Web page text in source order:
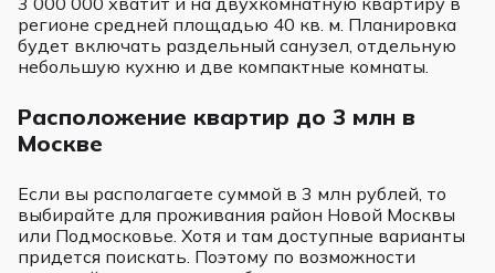
регионе средней площадью 40 кв. м. Планировка
будет включать раздельный санузел, отдельную
небольшую кухню и две компактные комнаты.
Расположение квартир до 3 млн в
Москве
Если вы располагаете суммой в 3 млн рублей, то
выбирайте для проживания район Новой Москвы
или Подмосковье. Хотя и там доступные варианты
придется поискать. Поэтому по возможности